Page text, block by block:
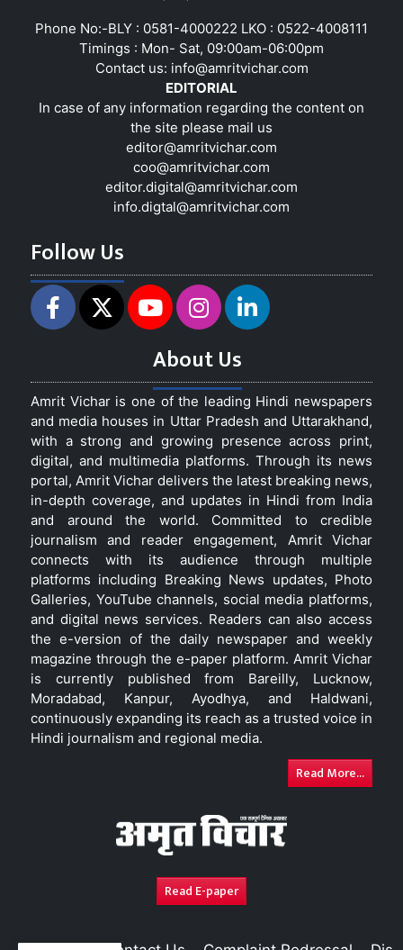
Phone No:-BLY : 0581-4000222 LKO : 0522-4008111
Timings : Mon- Sat, 09:00am-06:00pm
Contact us: info@amritvichar.com
EDITORIAL
In case of any information regarding the content on
the site please mail us
editor@amritvichar.com
coo@amritvichar.com
editor.digital@amritvichar.com
info.digtal@amritvichar.com
Follow Us
About Us
Amrit Vichar is one of the leading Hindi newspapers
and media houses in Uttar Pradesh and Uttarakhand,
with a strong and growing presence across print,
digital, and multimedia platforms. Through its news
portal, Amrit Vichar delivers the latest breaking news,
in-depth coverage, and updates in Hindi from India
and around the world. Committed to credible
journalism and reader engagement, Amrit Vichar
connects with its audience through multiple
platforms including Breaking News updates, Photo
Galleries, YouTube channels, social media platforms,
and digital news services. Readers can also access
the e-version of the daily newspaper and weekly
magazine through the e-paper platform. Amrit Vichar
is currently published from Bareilly, Lucknow,
Moradabad, Kanpur, Ayodhya, and Haldwani,
continuously expanding its reach as a trusted voice in
Hindi journalism and regional media.
Read More...
Read E-paper